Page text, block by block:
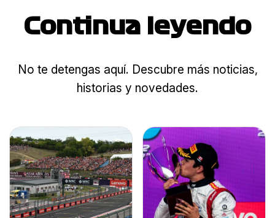
Continua leyendo
No te detengas aquí. Descubre más noticias,
historias y novedades.